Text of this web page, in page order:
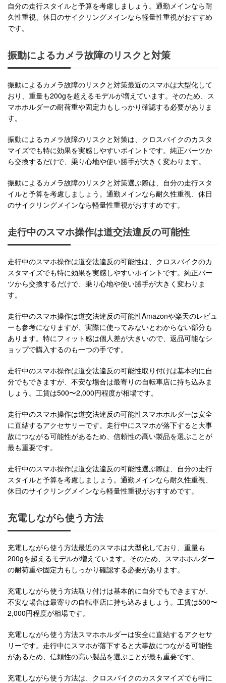
自分の走行スタイルと予算を考慮しましょう。通勤メインなら耐
久性重視、休日のサイクリングメインなら軽量性重視がおすすめ
です。
振動によるカメラ故障のリスクと対策
振動によるカメラ故障のリスクと対策最近のスマホは大型化して
おり、重量も200gを超えるモデルが増えています。そのため、ス
マホホルダーの耐荷重や固定力もしっかり確認する必要がありま
す。
振動によるカメラ故障のリスクと対策は、クロスバイクのカスタ
マイズでも特に効果を実感しやすいポイントです。純正パーツか
ら交換するだけで、乗り心地や使い勝手が大きく変わります。
振動によるカメラ故障のリスクと対策選ぶ際は、自分の走行スタ
イルと予算を考慮しましょう。通勤メインなら耐久性重視、休日
のサイクリングメインなら軽量性重視がおすすめです。
走行中のスマホ操作は道交法違反の可能性
走行中のスマホ操作は道交法違反の可能性は、クロスバイクのカ
スタマイズでも特に効果を実感しやすいポイントです。純正パー
ツから交換するだけで、乗り心地や使い勝手が大きく変わりま
す。
走行中のスマホ操作は道交法違反の可能性Amazonや楽天のレビュ
ーも参考になりますが、実際に使ってみないとわからない部分も
あります。特にフィット感は個人差が大きいので、返品可能なシ
ョップで購入するのも一つの手です。
走行中のスマホ操作は道交法違反の可能性取り付けは基本的に自
分でもできますが、不安な場合は最寄りの自転車店に持ち込みま
しょう。工賃は500〜2,000円程度が相場です。
走行中のスマホ操作は道交法違反の可能性スマホホルダーは安全
に直結するアクセサリーです。走行中にスマホが落下すると大事
故につながる可能性があるため、信頼性の高い製品を選ぶことが
最も重要です。
走行中のスマホ操作は道交法違反の可能性選ぶ際は、自分の走行
スタイルと予算を考慮しましょう。通勤メインなら耐久性重視、
休日のサイクリングメインなら軽量性重視がおすすめです。
充電しながら使う方法
充電しながら使う方法最近のスマホは大型化しており、重量も
200gを超えるモデルが増えています。そのため、スマホホルダー
の耐荷重や固定力もしっかり確認する必要があります。
充電しながら使う方法取り付けは基本的に自分でもできますが、
不安な場合は最寄りの自転車店に持ち込みましょう。工賃は500〜
2,000円程度が相場です。
充電しながら使う方法スマホホルダーは安全に直結するアクセサ
リーです。走行中にスマホが落下すると大事故につながる可能性
があるため、信頼性の高い製品を選ぶことが最も重要です。
充電しながら使う方法は、クロスバイクのカスタマイズでも特に